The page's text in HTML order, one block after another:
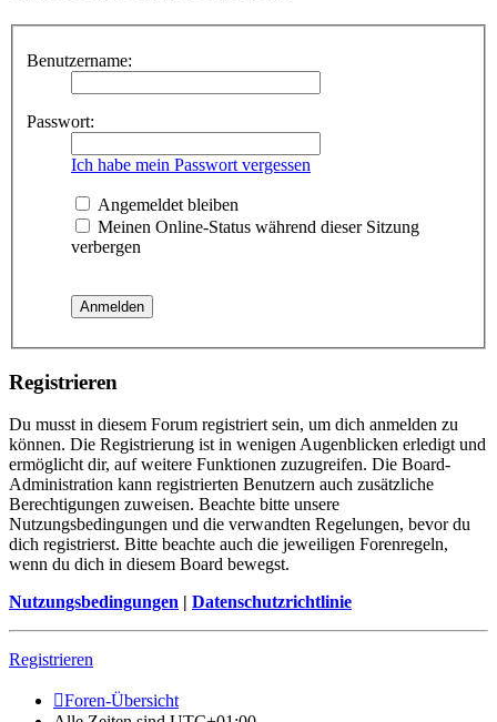
Benutzername:
Passwort:
Ich habe mein Passwort vergessen
Angemeldet bleiben
Meinen Online-Status während dieser Sitzung
verbergen
Registrieren
Du musst in diesem Forum registriert sein, um dich anmelden zu
können. Die Registrierung ist in wenigen Augenblicken erledigt und
ermöglicht dir, auf weitere Funktionen zuzugreifen. Die Board-
Administration kann registrierten Benutzern auch zusätzliche
Berechtigungen zuweisen. Beachte bitte unsere
Nutzungsbedingungen und die verwandten Regelungen, bevor du
dich registrierst. Bitte beachte auch die jeweiligen Forenregeln,
wenn du dich in diesem Board bewegst.
Nutzungsbedingungen | Datenschutzrichtlinie
Registrieren
Foren-Übersicht